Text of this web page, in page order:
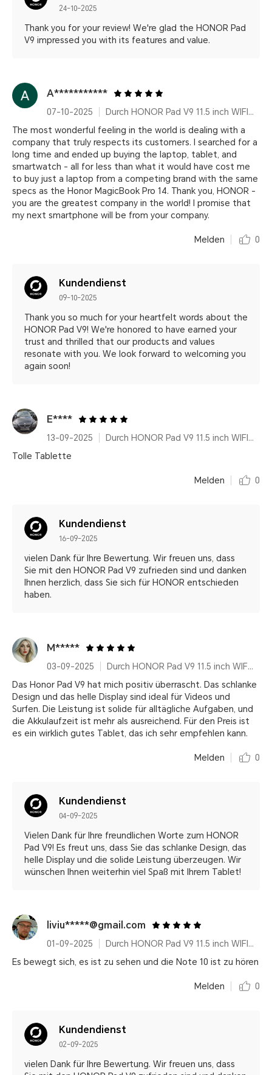
24-10-2025
Thank you for your review! We're glad the HONOR Pad
V9 impressed you with its features and value.
A***********
07-10-2025
Durch HONOR Pad V9 11.5 inch WIFI Only 8GB+256GB Gray with Flip Cover and Pen
The most wonderful feeling in the world is dealing with a
company that truly respects its customers. I searched for a
long time and ended up buying the laptop, tablet, and
smartwatch - all for less than what it would have cost me
to buy just a laptop from a competing brand with the same
specs as the Honor MagicBook Pro 14. Thank you, HONOR -
you are the greatest company in the world! I promise that
my next smartphone will be from your company.
Melden 0
Kundendienst
09-10-2025
Thank you so much for your heartfelt words about the
HONOR Pad V9! We're honored to have earned your
trust and thrilled that our products and values
resonate with you. We look forward to welcoming you
again soon!
E****
13-09-2025
Durch HONOR Pad V9 11.5 inch WIFI Only 8GB+256GB White with Flip Cover and Pen
Tolle Tablette
Melden 0
Kundendienst
16-09-2025
vielen Dank für Ihre Bewertung. Wir freuen uns, dass
Sie mit den HONOR Pad V9 zufrieden sind und danken
Ihnen herzlich, dass Sie sich für HONOR entschieden
haben.
M*****
03-09-2025
Durch HONOR Pad V9 11.5 inch WIFI Only 8GB+256GB White with Flip Cover and Pen
Das Honor Pad V9 hat mich positiv überrascht. Das schlanke
Design und das helle Display sind ideal für Videos und
Surfen. Die Leistung ist solide für alltägliche Aufgaben, und
die Akkulaufzeit ist mehr als ausreichend. Für den Preis ist
es ein wirklich gutes Tablet, das ich sehr empfehlen kann.
Melden 0
Kundendienst
04-09-2025
Vielen Dank für Ihre freundlichen Worte zum HONOR
Pad V9! Es freut uns, dass Sie das schlanke Design, das
helle Display und die solide Leistung überzeugen. Wir
wünschen Ihnen weiterhin viel Spaß mit Ihrem Tablet!
liviu*****@gmail.com
01-09-2025
Durch HONOR Pad V9 11.5 inch WIFI Only 8GB+256GB White with Flip Cover and Pen
Es bewegt sich, es ist zu sehen und die Note 10 ist zu hören
Melden 0
Kundendienst
02-09-2025
vielen Dank für Ihre Bewertung. Wir freuen uns, dass